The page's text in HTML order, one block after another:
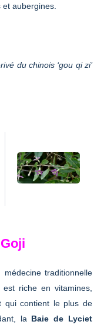
aubergines.
du chinois ‘gou qi zi’
traditionnelle
est riche en vitamines,
qui contient le plus de
la Baie de Lyciet